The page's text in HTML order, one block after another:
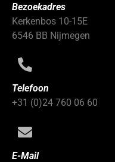
Bezoekadres
Kerkenbos 10-15E
6546 BB Nijmegen
Telefoon
+31 (0)24 760 06 60
E-Mail